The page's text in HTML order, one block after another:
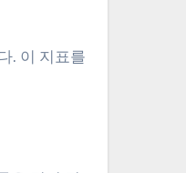
. 이 지표를